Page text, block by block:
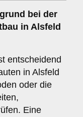
bei der
in Alsfeld
entscheidend
in Alsfeld
oder die
Eine